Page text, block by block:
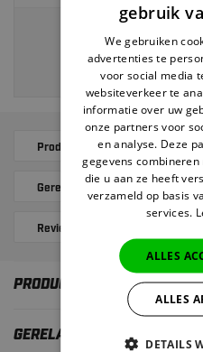
Veilig en
Productomschrijving
Gerelateerde producten
Reviews
PRODUCTOMSCHRIJVING
GERELATEERDE PRODUCTEN
gebruik
We gebruiken
advertenties te
voor social media
websiteverkeer te
informatie over uw
onze partners voor
en analyse. Deze
gegevens
die u aan ze heeft
verzameld op basis
services.
ALLES
ALLES
DETAILS